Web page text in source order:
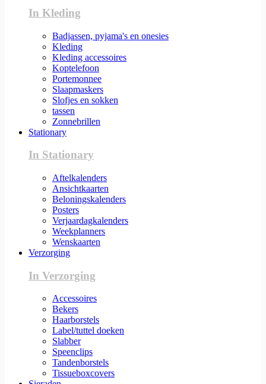
In Kleding
Badjassen, pyjama's en onesies
Kleding
Kleding accessoires
Koptelefoon
Portemonnee
Slaapmaskers
Slofjes en sokken
tassen
Zonnebrillen
Stationary
In Stationary
Aftelkalenders
Ansichtkaarten
Beloningskalenders
Posters
Verjaardagkalenders
Weekplanners
Wenskaarten
Verzorging
In Verzorging
Accessoires
Bekers
Haarborstels
Label/tuttel doeken
Slabber
Speenclips
Tandenborstels
Tissueboxcovers